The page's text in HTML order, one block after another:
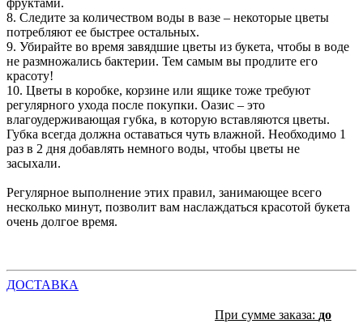
фруктами.
8. Следите за количеством воды в вазе – некоторые цветы
потребляют ее быстрее остальных.
9. Убирайте во время завядшие цветы из букета, чтобы в воде
не размножались бактерии. Тем самым вы продлите его
красоту!
10. Цветы в коробке, корзине или ящике тоже требуют
регулярного ухода после покупки. Оазис – это
влагоудерживающая губка, в которую вставляются цветы.
Губка всегда должна оставаться чуть влажной. Необходимо 1
раз в 2 дня добавлять немного воды, чтобы цветы не
засыхали.
Регулярное выполнение этих правил, занимающее всего
несколько минут, позволит вам наслаждаться красотой букета
очень долгое время.
ДОСТАВКА
При сумме заказа: до